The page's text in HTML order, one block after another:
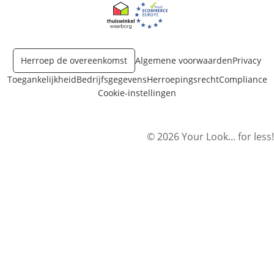
Opent in nieuw venster
Opent in nieuw venster
Herroep de overeenkomst Algemene voorwaardenPrivacy
ToegankelijkheidBedrijfsgegevensHerroepingsrechtCompliance
Cookie-instellingen
© 2026 Your Look... for less!